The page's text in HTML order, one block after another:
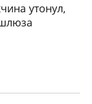
утонул,